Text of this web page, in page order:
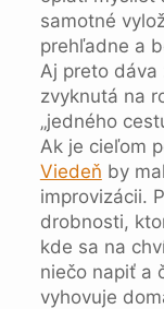
samotné
prehľadne a
Aj preto dáva
zvyknutá na
„jedného
Ak je cieľom
Viedeň by
improvizácii.
drobnosti,
kde sa na
niečo napiť a
vyhovuje